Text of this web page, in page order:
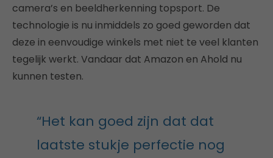
camera’s en beeldherkenning topsport. De
technologie is nu inmiddels zo goed geworden dat
deze in eenvoudige winkels met niet te veel klanten
tegelijk werkt. Vandaar dat Amazon en Ahold nu
kunnen testen.
“Het kan goed zijn dat dat
laatste stukje perfectie nog